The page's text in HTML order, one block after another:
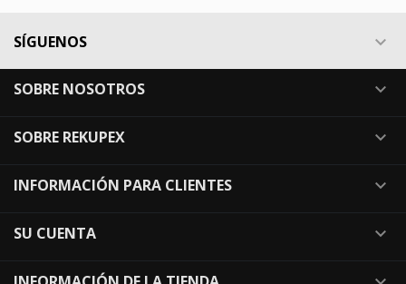
SÍGUENOS 
SOBRE NOSOTROS 
SOBRE REKUPEX 
INFORMACIÓN PARA CLIENTES 
SU CUENTA 